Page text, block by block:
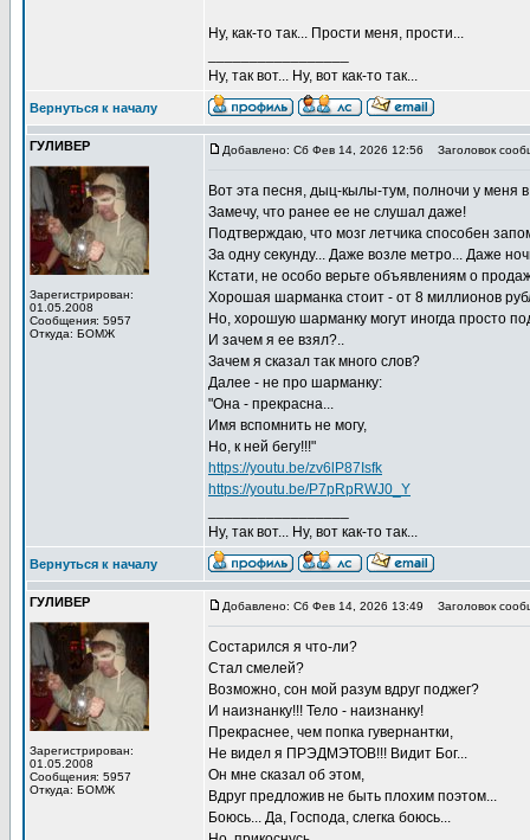
Ну, как-то так... Прости меня, прости...
Ну, так вот... Ну, вот как-то так...
Вернуться к началу
ГУЛИВЕР
Зарегистрирован:
01.05.2008
Сообщения: 5957
Откуда: БОМЖ
Добавлено: Сб Фев 14, 2026 12:56 Заголовок
Вот эта песня, дыц-кылы-тум, полночи у меня
Замечу, что ранее ее не слушал даже!
Подтверждаю, что мозг летчика способен
За одну секунду... Даже возле метро... Даже
Кстати, не особо верьте объявлениям о
Хорошая шарманка стоит - от 8 миллионов
Но, хорошую шарманку могут иногда просто
И зачем я ее взял?..
Зачем я сказал так много слов?
Далее - не про шарманку:
"Она - прекрасна...
Имя вспомнить не могу,
Но, к ней бегу!!!"
https://youtu.be/zv6lP87Isfk
https://youtu.be/P7pRpRWJ0_Y
Ну, так вот... Ну, вот как-то так...
Вернуться к началу
ГУЛИВЕР
Зарегистрирован:
01.05.2008
Сообщения: 5957
Откуда: БОМЖ
Добавлено: Сб Фев 14, 2026 13:49 Заголовок
Состарился я что-ли?
Стал смелей?
Возможно, сон мой разум вдруг поджег?
И наизнанку!!! Тело - наизнанку!
Прекраснее, чем попка гувернантки,
Не видел я ПРЭДМЭТОВ!!! Видит Бог...
Он мне сказал об этом,
Вдруг предложив не быть плохим поэтом...
Боюсь... Да, Господа, слегка боюсь...